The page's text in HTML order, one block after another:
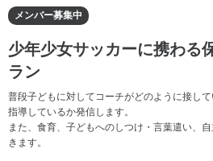
メンバー募集中
少年少女サッカーに携わ
ラン
普段子どもに対してコーチがどのように接し
指導しているか発信します。
また、食育、子どもへのしつけ・言葉遣い、
きます。